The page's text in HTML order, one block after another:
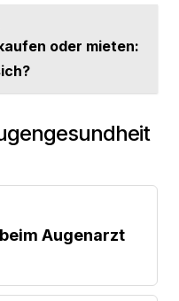
oder mieten:
Augenarzt